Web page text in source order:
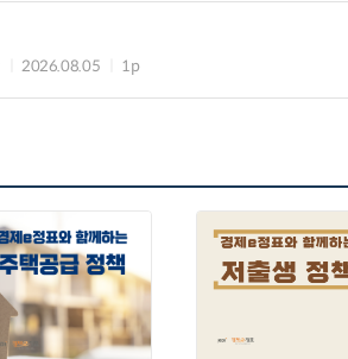
2026.08.05 1p